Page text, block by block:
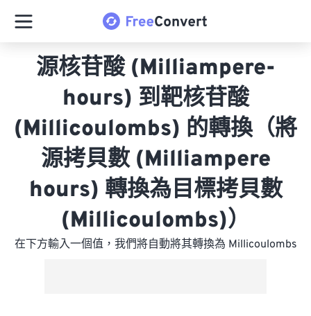
源核苷酸 (Milliampere-
hours) 到靶核苷酸
(Millicoulombs) 的轉換（將
源拷貝數 (Milliampere
hours) 轉換為目標拷貝數
(Millicoulombs)）
在下方輸入一個值，我們將自動將其轉換為 Millicoulombs